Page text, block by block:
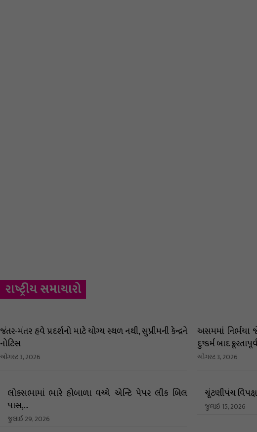
રાષ્ટ્રીય સમાચારો
જંતર-મંતર હવે પ્રદર્શનો માટે યોગ્ય સ્થળ નથી, સુપ્રીમની કેન્દ્રને
નોટિસ
ઓગસ્ટ 3, 2026
અસમમાં નિર્ભયા
દુષ્કર્મ બાદ
ઓગસ્ટ 3, 2026
લોકસભામાં ભારે હોબાળા વચ્ચે એન્ટિ પેપર લીક બિલ
પાસ,...
જુલાઇ 29, 2026
ચૂંટણીપંચ વિપક્ષ
જુલાઇ 15, 2026